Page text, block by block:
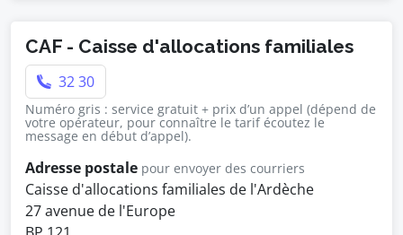
CAF - Caisse d'allocations familiales
32 30
Numéro gris : service gratuit + prix d’un appel (dépend de
votre opérateur, pour connaître le tarif écoutez le
message en début d’appel).
Adresse postale pour envoyer des courriers
Caisse d'allocations familiales de l'Ardèche
27 avenue de l'Europe